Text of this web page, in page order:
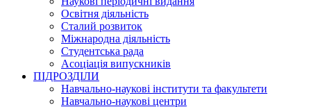
Освітня діяльність
Сталий розвиток
Міжнародна діяльність
Студентська рада
Асоціація випускників
ПІДРОЗДІЛИ
Навчально-наукові інститути та факультети
Навчально-наукові центри